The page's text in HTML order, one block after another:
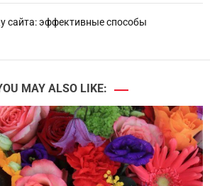
сайта: эффективные способы
MAY ALSO LIKE: